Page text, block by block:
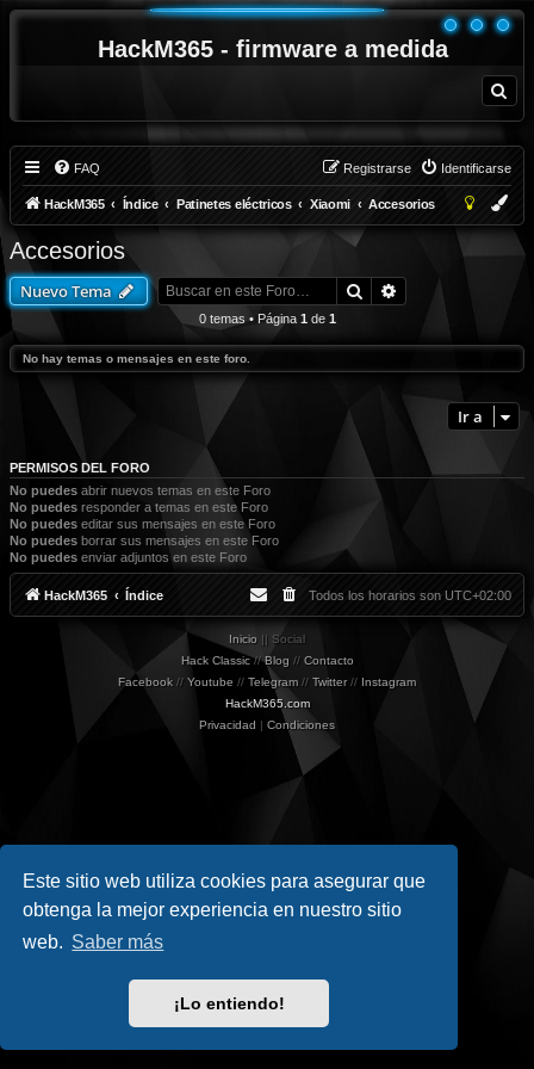
Este sitio web utiliza cookies para asegurar que
obtenga la mejor experiencia en nuestro sitio
web. Saber más
¡Lo entiendo!
HackM365 - firmware a medida
u
FAQ Identificarse
Registrarse
HackM365 Índice Patinetes eléctricos Xiaomi Accesorios
Accesorios
Nuevo Tema Buscar
0 temas • Página 1 de 1
No hay temas o mensajes en este foro.
Ir a
PERMISOS DEL FORO
No puedes abrir nuevos temas en este Foro
No puedes responder a temas en este Foro
No puedes editar sus mensajes en este Foro
No puedes borrar sus mensajes en este Foro
No puedes enviar adjuntos en este Foro
HackM365 Índice Todos los horarios son UTC+02:00
Inicio || Social
Hack Classic//Blog // Contacto
Facebook // Youtube // Telegram // Twitter// Instagram
HackM365.com
Privacidad | Condiciones